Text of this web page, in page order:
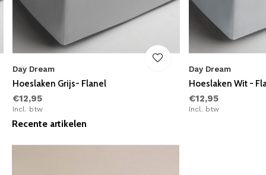
Day Dream
Hoeslaken Grijs- Flanel
€12,95
Incl. btw
Day Dream
Hoeslaken Wit -
€12,95
Incl. btw
Recente artikelen